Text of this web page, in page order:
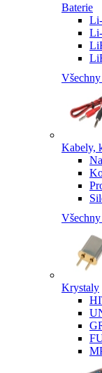
Baterie
Kabely,
Krystaly